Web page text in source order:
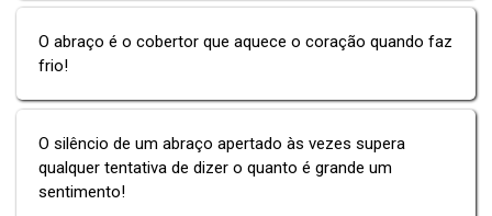
O abraço é o cobertor que aquece o coração quando faz
frio!
O silêncio de um abraço apertado às vezes supera
qualquer tentativa de dizer o quanto é grande um
sentimento!